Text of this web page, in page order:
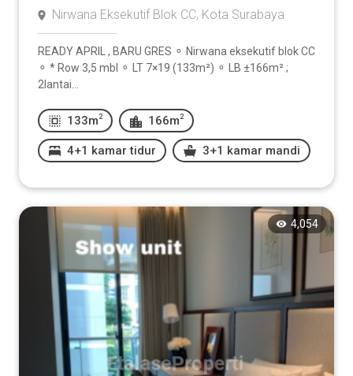
Nirwana Eksekutif Blok CC, Kota Surabaya
READY APRIL , BARU GRES ⚬ Nirwana eksekutif blok CC
⚬ * Row 3,5 mbl ⚬ LT 7×19 (133m²) ⚬ LB ±166m² ;
2lantai...
133m 2 166m 2
4+1 kamar tidur 3+1 kamar mandi
4,054